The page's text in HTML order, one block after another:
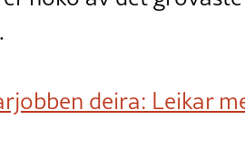
deira: Leikar